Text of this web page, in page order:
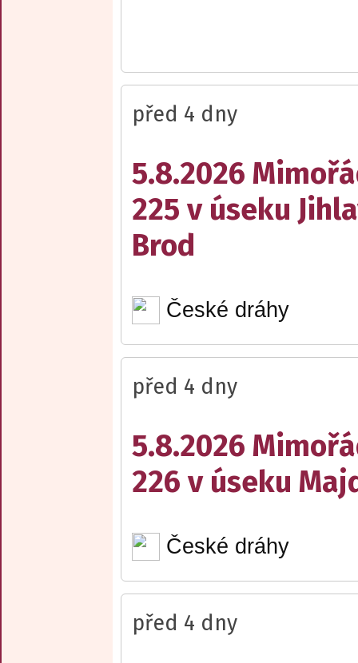
před 4 dny
5.8.2026
225 v úseku
Brod
České dráhy
před 4 dny
5.8.2026
226 v úseku
České dráhy
před 4 dny